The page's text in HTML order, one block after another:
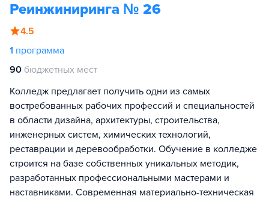
Реинжиниринга № 26
4.5
1 программа
90 бюджетных мест
Колледж предлагает получить одни из самых
востребованных рабочих профессий и специальностей
в области дизайна, архитектуры, строительства,
инженерных систем, химических технологий,
реставрации и деревообработки. Обучение в колледже
строится на базе собственных уникальных методик,
разработанных профессиональными мастерами и
наставниками. Современная материально-техническая